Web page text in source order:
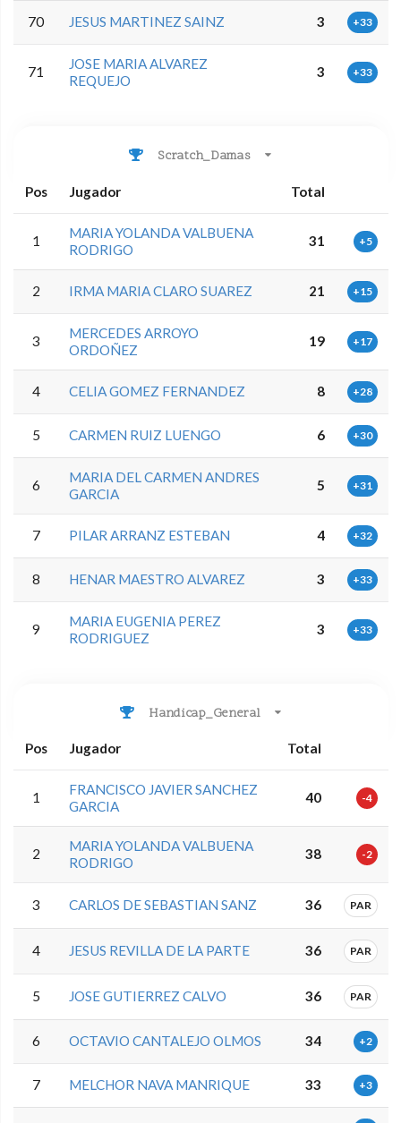
70 JESUS MARTINEZ SAINZ 3 +33
71
JOSE MARIA ALVAREZ
REQUEJO
3 +33
Scratch_Damas
Pos Jugador Total
1
MARIA YOLANDA VALBUENA
RODRIGO
31 +5
2 IRMA MARIA CLARO SUAREZ 21 +15
3
MERCEDES ARROYO
ORDOÑEZ
19 +17
4 CELIA GOMEZ FERNANDEZ 8 +28
5 CARMEN RUIZ LUENGO 6 +30
6
MARIA DEL CARMEN ANDRES
GARCIA
5 +31
7 PILAR ARRANZ ESTEBAN 4 +32
8 HENAR MAESTRO ALVAREZ 3 +33
9
MARIA EUGENIA PEREZ
RODRIGUEZ
3 +33
Handicap_General
Pos Jugador Total
1
FRANCISCO JAVIER SANCHEZ
GARCIA
40 -4
2
MARIA YOLANDA VALBUENA
RODRIGO
38 -2
3 CARLOS DE SEBASTIAN SANZ 36 PAR
4 JESUS REVILLA DE LA PARTE 36 PAR
5 JOSE GUTIERREZ CALVO 36 PAR
6 OCTAVIO CANTALEJO OLMOS 34 +2
7 MELCHOR NAVA MANRIQUE 33 +3